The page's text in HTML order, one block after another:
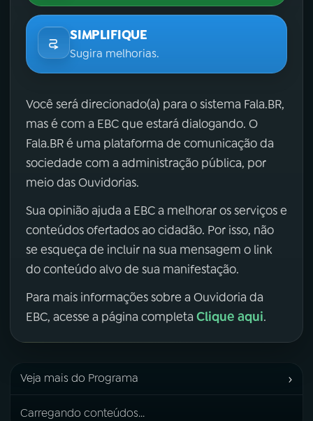
SIMPLIFIQUE
Sugira melhorias.
Você será direcionado(a) para o sistema Fala.BR,
mas é com a EBC que estará dialogando. O
Fala.BR é uma plataforma de comunicação da
sociedade com a administração pública, por
meio das Ouvidorias.
Sua opinião ajuda a EBC a melhorar os serviços e
conteúdos ofertados ao cidadão. Por isso, não
se esqueça de incluir na sua mensagem o link
do conteúdo alvo de sua manifestação.
Para mais informações sobre a Ouvidoria da
EBC, acesse a página completa Clique aqui.
Veja mais do Programa ›
Carregando conteúdos...